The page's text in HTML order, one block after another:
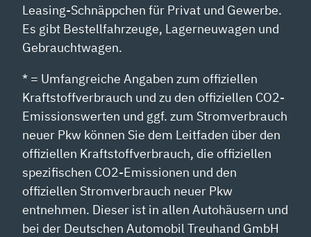
Leasing-Schnäppchen für Privat und Gewerbe.
Es gibt Bestellfahrzeuge, Lagerneuwagen und
Gebrauchtwagen.
* = Umfangreiche Angaben zum offiziellen
Kraftstoffverbrauch und zu den offiziellen CO2-
Emissionswerten und ggf. zum Stromverbrauch
neuer Pkw können Sie dem Leitfaden über den
offiziellen Kraftstoffverbrauch, die offiziellen
spezifischen CO2-Emissionen und den
offiziellen Stromverbrauch neuer Pkw
entnehmen. Dieser ist in allen Autohäusern und
bei der Deutschen Automobil Treuhand GmbH